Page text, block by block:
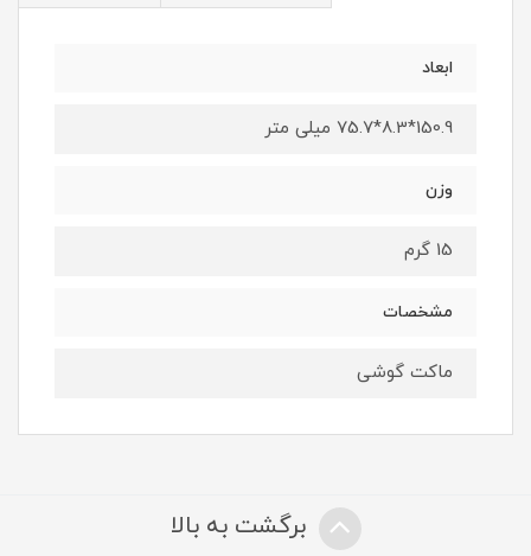
ابعاد
150.9*8.3*75.7 میلی متر
وزن
15 گرم
مشخصات
ماکت گوشی
برگشت به بالا